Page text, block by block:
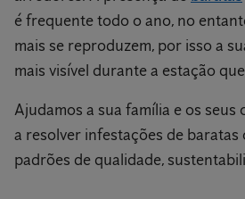
é frequente todo o ano, no
mais se reproduzem, por isso a
mais visível durante a estação
Ajudamos a sua família e os seus
a resolver infestações de baratas
padrões de qualidade,